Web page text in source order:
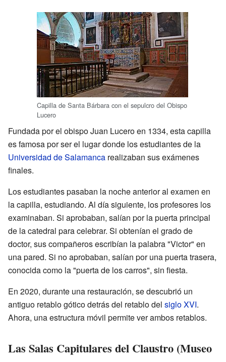
Capilla de Santa Bárbara con el sepulcro del Obispo
Lucero
Fundada por el obispo Juan Lucero en 1334, esta capilla
es famosa por ser el lugar donde los estudiantes de la
Universidad de Salamanca realizaban sus exámenes
finales.
Los estudiantes pasaban la noche anterior al examen en
la capilla, estudiando. Al día siguiente, los profesores los
examinaban. Si aprobaban, salían por la puerta principal
de la catedral para celebrar. Si obtenían el grado de
doctor, sus compañeros escribían la palabra "Victor" en
una pared. Si no aprobaban, salían por una puerta trasera,
conocida como la "puerta de los carros", sin fiesta.
En 2020, durante una restauración, se descubrió un
antiguo retablo gótico detrás del retablo del siglo XVI.
Ahora, una estructura móvil permite ver ambos retablos.
Las Salas Capitulares del Claustro (Museo